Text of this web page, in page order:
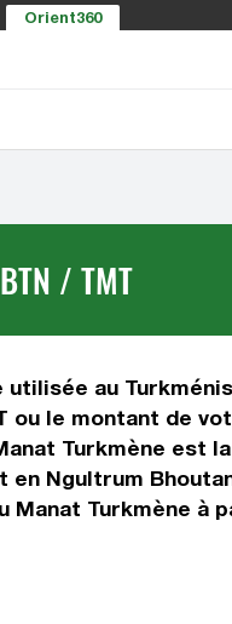
Orient360
/ TMT
utilisée au
ou le montant de
Turkmène est
Ngultrum
Turkmène à